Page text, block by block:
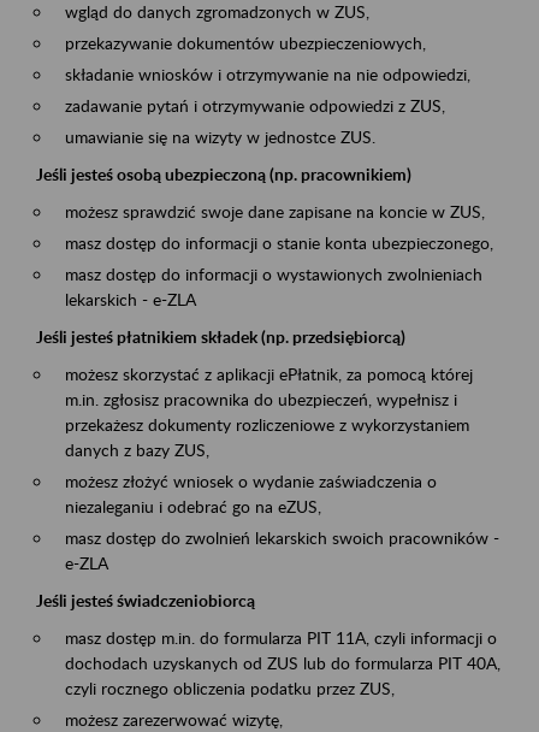
wgląd do danych zgromadzonych w ZUS,
przekazywanie dokumentów ubezpieczeniowych,
składanie wniosków i otrzymywanie na nie odpowiedzi,
zadawanie pytań i otrzymywanie odpowiedzi z ZUS,
umawianie się na wizyty w jednostce ZUS.
Jeśli jesteś osobą ubezpieczoną (np. pracownikiem)
możesz sprawdzić swoje dane zapisane na koncie w ZUS,
masz dostęp do informacji o stanie konta ubezpieczonego,
masz dostęp do informacji o wystawionych zwolnieniach
lekarskich - e-ZLA
Jeśli jesteś płatnikiem składek (np. przedsiębiorcą)
możesz skorzystać z aplikacji ePłatnik, za pomocą której
m.in. zgłosisz pracownika do ubezpieczeń, wypełnisz i
przekażesz dokumenty rozliczeniowe z wykorzystaniem
danych z bazy ZUS,
możesz złożyć wniosek o wydanie zaświadczenia o
niezaleganiu i odebrać go na eZUS,
masz dostęp do zwolnień lekarskich swoich pracowników -
e-ZLA
Jeśli jesteś świadczeniobiorcą
masz dostęp m.in. do formularza PIT 11A, czyli informacji o
dochodach uzyskanych od ZUS lub do formularza PIT 40A,
czyli rocznego obliczenia podatku przez ZUS,
możesz zarezerwować wizytę,